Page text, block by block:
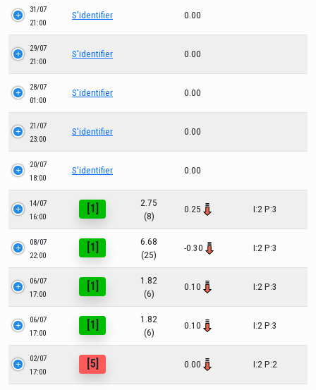
31/07
21:00
S'identifier 0.00
29/07
21:00
S'identifier 0.00
28/07
01:00
S'identifier 0.00
21/07
23:00
S'identifier 0.00
20/07
18:00
S'identifier 0.00
14/07
16:00
[1]
2.75
(8)
0.25 I:2 P:3
08/07
22:00
[1]
6.68
(25)
-0.30 I:2 P:3
06/07
17:00
[1]
1.82
(6)
0.10 I:2 P:3
06/07
17:00
[1]
1.82
(6)
0.10 I:2 P:3
02/07
17:00
[5] 0.00 I:2 P:2